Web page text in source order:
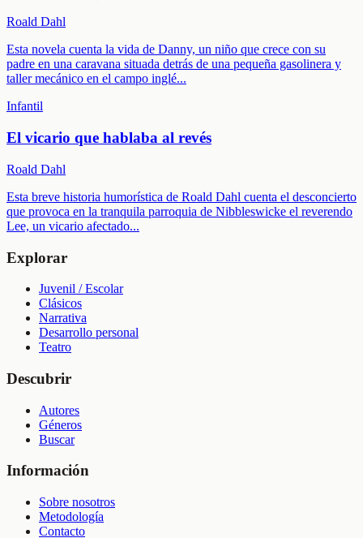
Roald Dahl
Esta novela cuenta la vida de Danny, un niño que crece con su
padre en una caravana situada detrás de una pequeña gasolinera y
taller mecánico en el campo inglé...
Infantil
El vicario que hablaba al revés
Roald Dahl
Esta breve historia humorística de Roald Dahl cuenta el desconcierto
que provoca en la tranquila parroquia de Nibbleswicke el reverendo
Lee, un vicario afectado...
Explorar
Juvenil / Escolar
Clásicos
Narrativa
Desarrollo personal
Teatro
Descubrir
Autores
Géneros
Buscar
Información
Sobre nosotros
Metodología
Contacto